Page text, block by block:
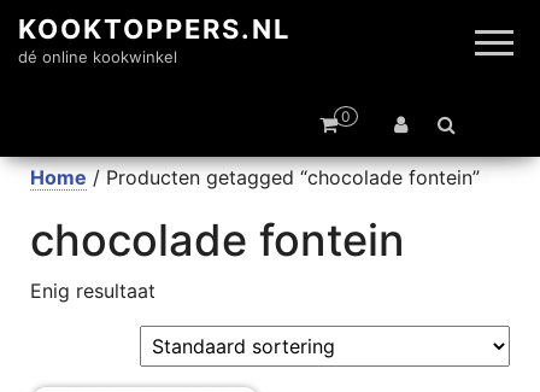
KOOKTOPPERS.NL
dé online kookwinkel
0
Home / Producten getagged “chocolade fontein”
chocolade fontein
Enig resultaat